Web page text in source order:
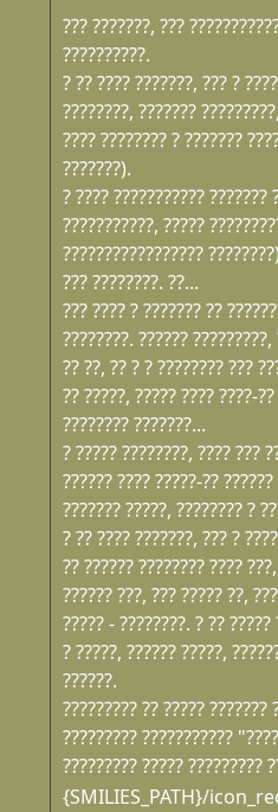
??? ???????, ???
??????????.
? ?? ???? ???????, ??? ?
????????, ???????
???? ???????? ? ???????
???????).
? ???? ??????????? ???????
???????????, ?????
?????????????????
??? ????????. ??...
??? ???? ? ??????? ??
????????. ??????
?? ??, ?? ? ? ???????? ???
?? ?????, ????? ???? ????-
???????? ???????...
? ????? ????????, ???? ???
?????? ???? ?????-??
??????? ?????, ???????? ?
? ?? ???? ???????, ??? ?
?? ?????? ???????? ????
?????? ???, ??? ????? ??,
????? - ????????. ? ??
? ?????, ?????? ?????,
??????.
????????? ?? ????? ???????
????????? ???????????
????????? ????? ?????????
{SMILIES_PATH}/